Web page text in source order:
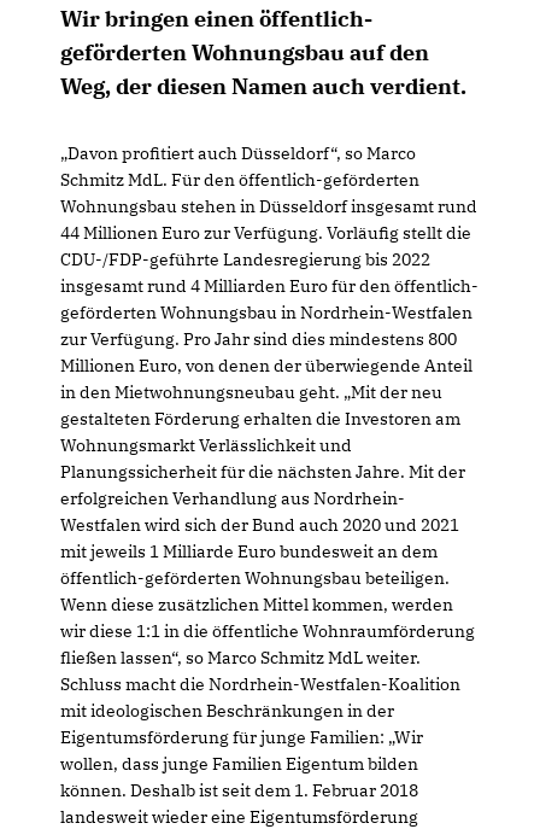
Wir bringen einen öffentlich-
geförderten Wohnungsbau auf den
Weg, der diesen Namen auch verdient.
Davon profitiert auch Düsseldorf“, so Marco
Schmitz MdL. Für den öffentlich-geförderten
Wohnungsbau stehen in Düsseldorf insgesamt rund
44 Millionen Euro zur Verfügung. Vorläufig stellt die
CDU-/FDP-geführte Landesregierung bis 2022
insgesamt rund 4 Milliarden Euro für den öffentlich-
geförderten Wohnungsbau in Nordrhein-Westfalen
zur Verfügung. Pro Jahr sind dies mindestens 800
Millionen Euro, von denen der überwiegende Anteil
in den Mietwohnungsneubau geht. „Mit der neu
gestalteten Förderung erhalten die Investoren am
Wohnungsmarkt Verlässlichkeit und
Planungssicherheit für die nächsten Jahre. Mit der
erfolgreichen Verhandlung aus Nordrhein-
Westfalen wird sich der Bund auch 2020 und 2021
mit jeweils 1 Milliarde Euro bundesweit an dem
öffentlich-geförderten Wohnungsbau beteiligen.
Wenn diese zusätzlichen Mittel kommen, werden
wir diese 1:1 in die öffentliche Wohnraumförderung
fließen lassen“, so Marco Schmitz MdL weiter.
Schluss macht die Nordrhein-Westfalen-Koalition
mit ideologischen Beschränkungen in der
Eigentumsförderung für junge Familien: „Wir
wollen, dass junge Familien Eigentum bilden
können. Deshalb ist seit dem 1. Februar 2018
landesweit wieder eine Eigentumsförderung